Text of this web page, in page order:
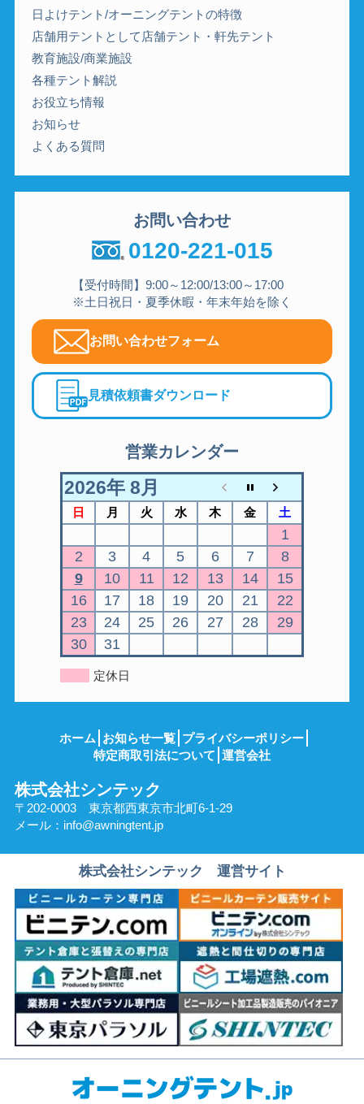
日よけテント/オーニングテントの特徴
店舗用テントとして店舗テント・軒先テント
教育施設/商業施設
各種テント解説
お役立ち情報
お知らせ
よくある質問
お問い合わせ
0120-221-015
【受付時間】9:00～12:00/13:00～17:00
※土日祝日・夏季休暇・年末年始を除く
お問い合わせフォーム
見積依頼書ダウンロード
営業カレンダー
2026年 8月
日 月 火 水 木 金 土
1
2
3 4 5 6 7
8
9
10 11 12 13 14
15
16
17 18 19 20 21
22
23
24 25 26 27 28
29
30
31
定休日
ホーム お知らせ一覧 プライバシーポリシー
特定商取引法について 運営会社
株式会社シンテック
〒202-0003 東京都西東京市北町6-1-29
メール： info@awningtent.jp
株式会社シンテック 運営サイト